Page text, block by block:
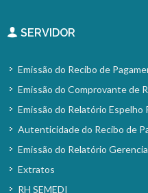
SERVIDOR
Emissão do Recibo de
Emissão do Comprovante de
Emissão do Relatório Espelho
Autenticidade do Recibo de
Emissão do Relatório
Extratos
RH SEMEDI